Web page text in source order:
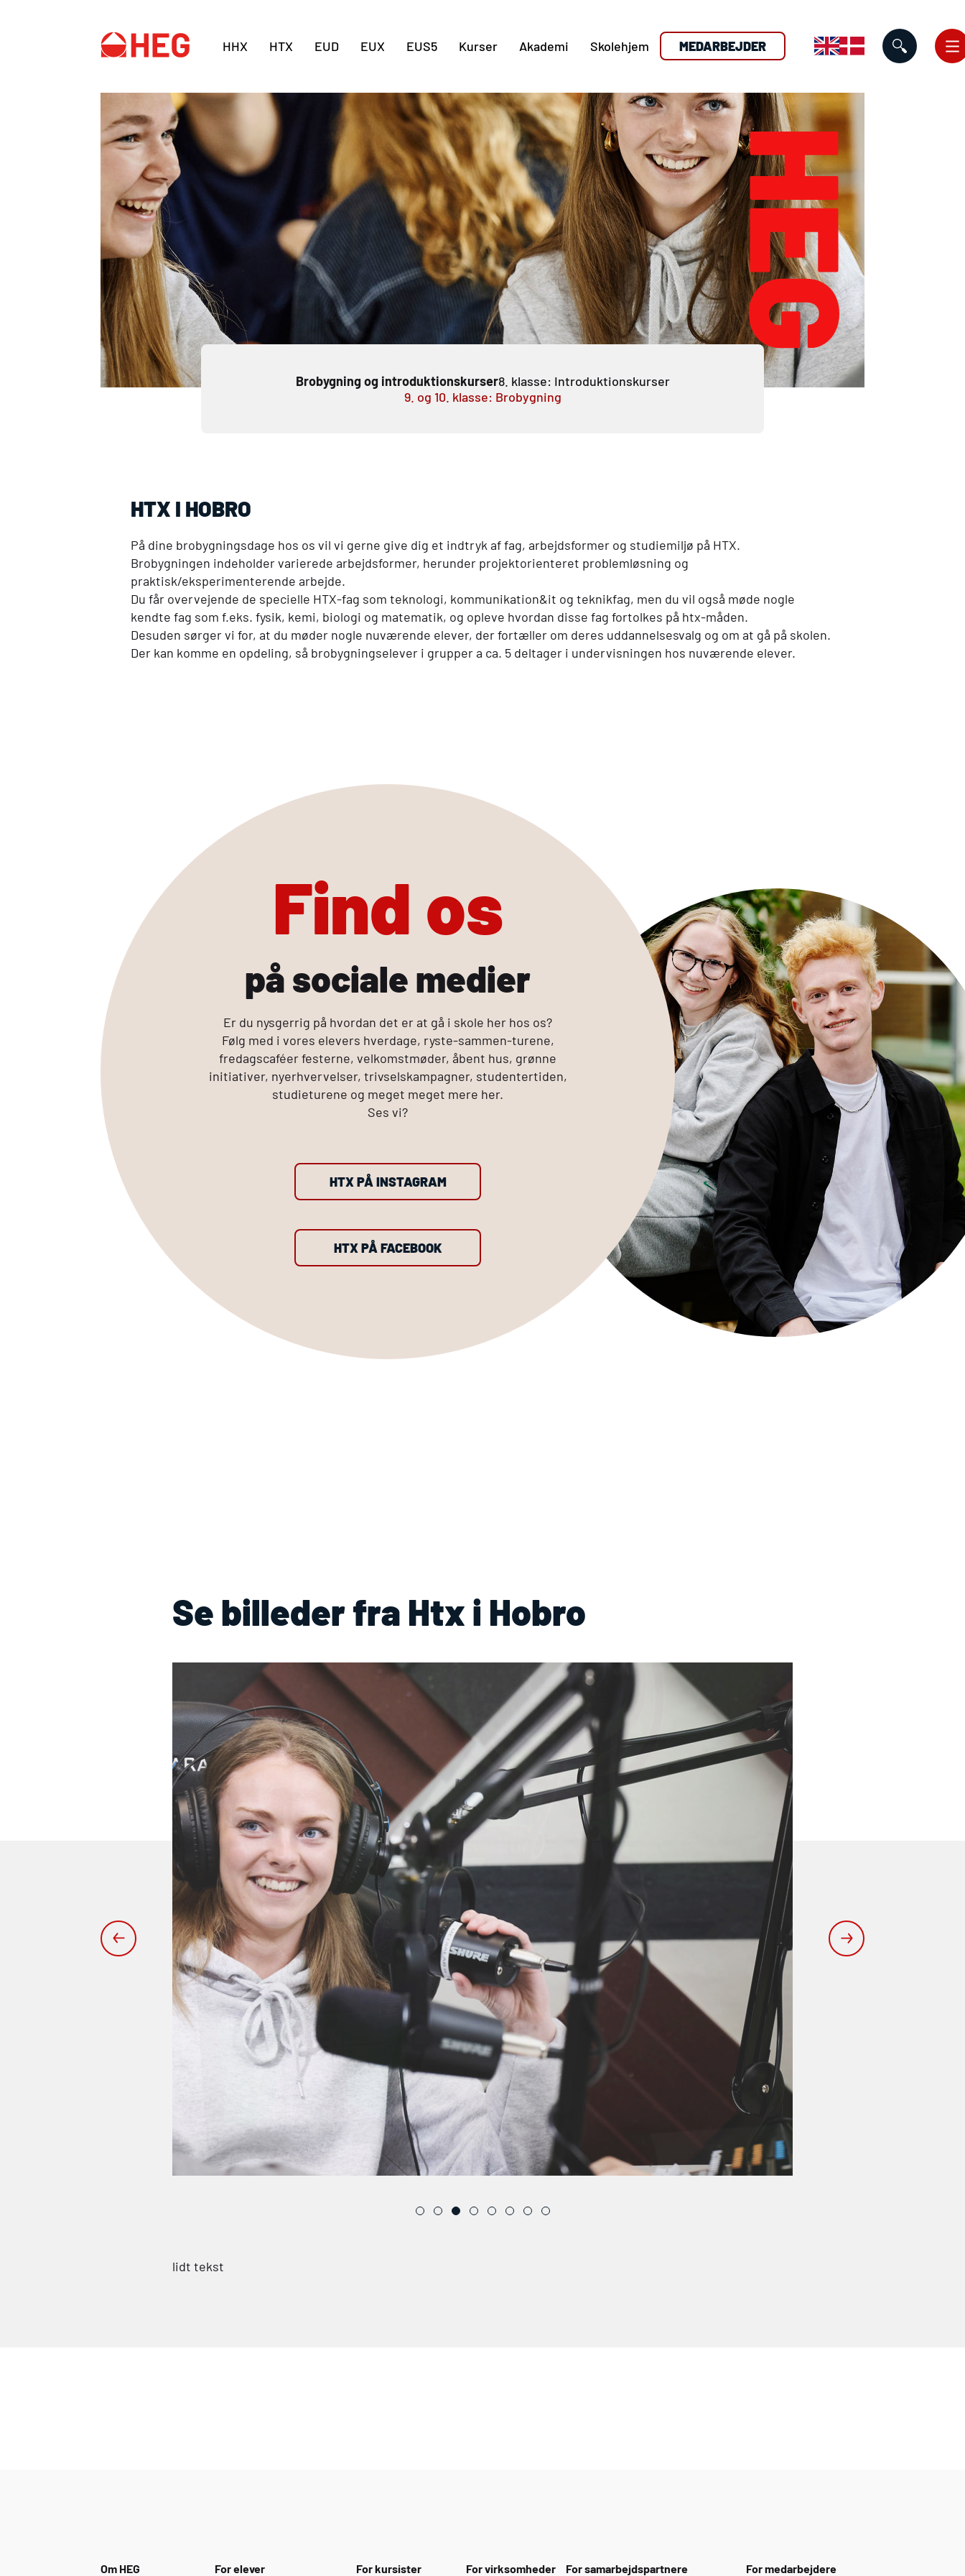
HHX HTX EUD EUX EUS5 Kurser Akademi Skolehjem MEDARBEJDER
Brobygning og introduktionskurser8. klasse: Introduktionskurser
9. og 10. klasse: Brobygning
HTX I HOBRO
På dine brobygningsdage hos os vil vi gerne give dig et indtryk af fag, arbejdsformer og studiemiljø på HTX.
Brobygningen indeholder varierede arbejdsformer, herunder projektorienteret problemløsning og
praktisk/eksperimenterende arbejde.
Du får overvejende de specielle HTX-fag som teknologi, kommunikation&it og teknikfag, men du vil også møde nogle
kendte fag som f.eks. fysik, kemi, biologi og matematik, og opleve hvordan disse fag fortolkes på htx-måden.
Desuden sørger vi for, at du møder nogle nuværende elever, der fortæller om deres uddannelsesvalg og om at gå på skolen.
Der kan komme en opdeling, så brobygningselever i grupper a ca. 5 deltager i undervisningen hos nuværende elever.
Find os
på sociale medier
Er du nysgerrig på hvordan det er at gå i skole her hos os?
Følg med i vores elevers hverdage, ryste-sammen-turene,
fredagscaféer festerne, velkomstmøder, åbent hus, grønne
initiativer, nyerhvervelser, trivselskampagner, studentertiden,
studieturene og meget meget mere her.
Ses vi?
HTX PÅ INSTAGRAM
HTX PÅ FACEBOOK
Se billeder fra Htx i Hobro
lidt tekst
Om HEG For elever For kursister For virksomheder For samarbejdspartnere For medarbejdere